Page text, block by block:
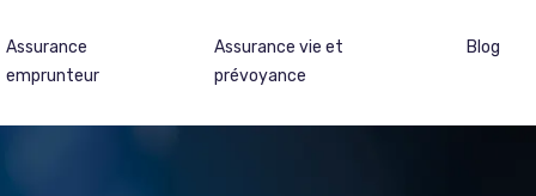
Assurance
emprunteur
Assurance vie et
prévoyance
Blog